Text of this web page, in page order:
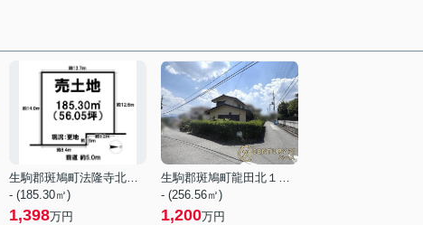
生駒郡斑鳩町法隆寺北２丁目
- (185.30㎡)
1,398万円
生駒郡斑鳩町龍田北１丁目
- (256.56㎡)
1,200万円